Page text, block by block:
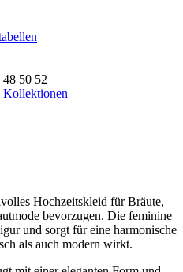
48 50 52
Kollektionen
Hochzeitskleid für Bräute,
bevorzugen. Die feminine
und sorgt für eine harmonische
als auch modern wirkt.